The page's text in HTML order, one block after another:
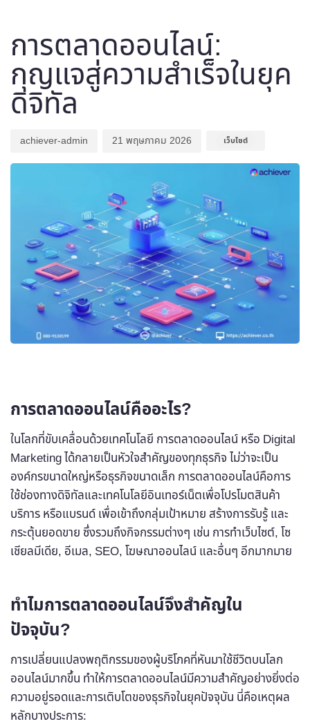
การตลาดออนไลน์:
กุญแจสู่ความสำเร็จในยุค
ดิจิทัล
achiever-admin 21 พฤษภาคม 2026 เว็บไซต์
การตลาดออนไลน์คืออะไร?
ในโลกที่ขับเคลื่อนด้วยเทคโนโลยี การตลาดออนไลน์ หรือ Digital
Marketing ได้กลายเป็นหัวใจสำคัญของทุกธุรกิจ ไม่ว่าจะเป็น
องค์กรขนาดใหญ่หรือธุรกิจขนาดเล็ก การตลาดออนไลน์คือการ
ใช้ช่องทางดิจิทัลและเทคโนโลยีอินเทอร์เน็ตเพื่อโปรโมตสินค้า
บริการ หรือแบรนด์ เพื่อเข้าถึงกลุ่มเป้าหมาย สร้างการรับรู้ และ
กระตุ้นยอดขาย ซึ่งรวมถึงกิจกรรมต่างๆ เช่น การทำเว็บไซต์, โซ
เชียลมีเดีย, อีเมล, SEO, โฆษณาออนไลน์ และอื่นๆ อีกมากมาย
ทำไมการตลาดออนไลน์จึงสำคัญใน
ปัจจุบัน?
การเปลี่ยนแปลงพฤติกรรมของผู้บริโภคที่หันมาใช้ชีวิตบนโลก
ออนไลน์มากขึ้น ทำให้การตลาดออนไลน์มีความสำคัญอย่างยิ่งต่อ
ความอยู่รอดและการเติบโตของธุรกิจในยุคปัจจุบัน นี่คือเหตุผล
หลักบางประการ: